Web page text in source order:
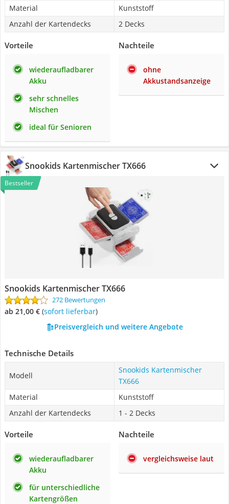
Material
Kunststoff
Anzahl der Kartendecks
2 Decks
Vorteile
wiederaufladbarer
Akku
sehr schnelles
Mischen
ideal für Senioren
Nachteile
ohne
Akkustandsanzeige
Snookids Kartenmischer TX666
Bestseller
Snookids Kartenmischer TX666
272 Bewertungen
ab 21,00 € ( Sofort lieferbar)
Preisvergleich und weitere Angebote
Technische Details
Modell
Snookids Kartenmischer
TX666
Material
Kunststoff
Anzahl der Kartendecks
1 - 2 Decks
Vorteile
wiederaufladbarer
Akku
für unterschiedliche
Kartengrößen
Nachteile
vergleichsweise laut